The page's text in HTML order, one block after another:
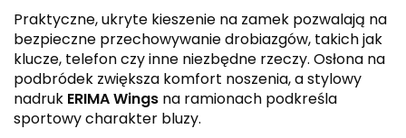
Praktyczne, ukryte kieszenie na zamek pozwalają na
bezpieczne przechowywanie drobiazgów, takich jak
klucze, telefon czy inne niezbędne rzeczy. Osłona na
podbródek zwiększa komfort noszenia, a stylowy
nadruk ERIMA Wings na ramionach podkreśla
sportowy charakter bluzy.